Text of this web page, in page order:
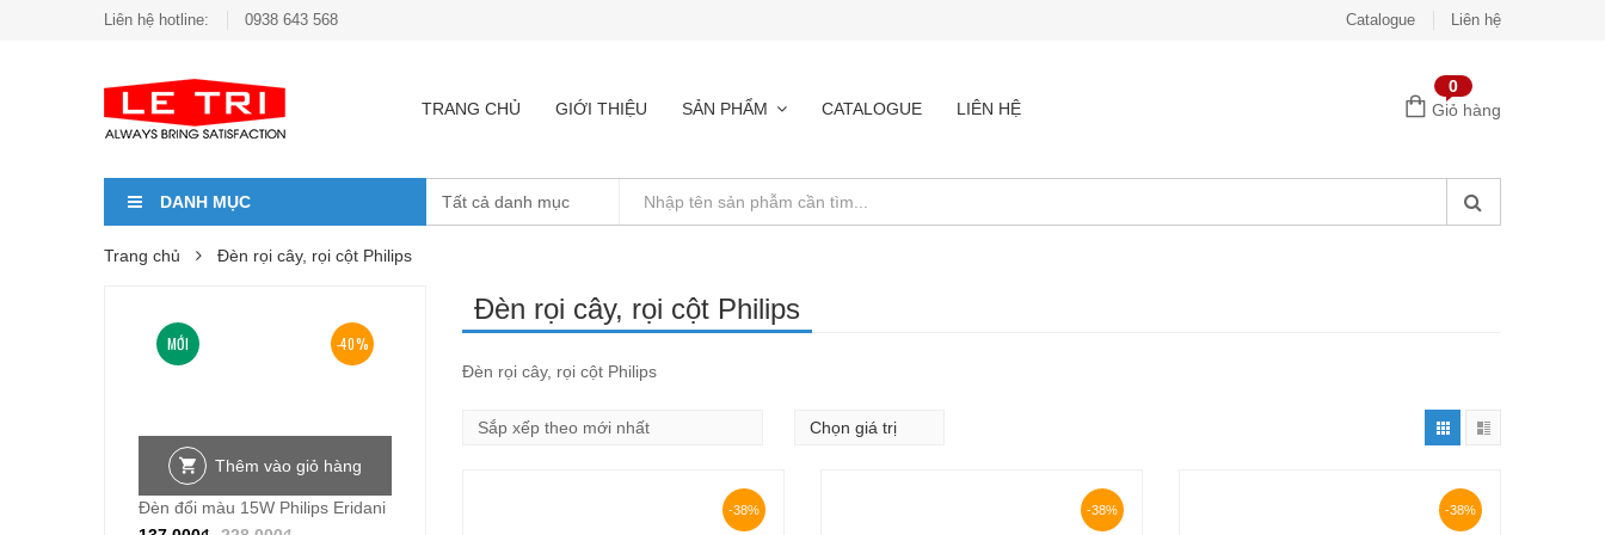
Liên hệ hotline: 0938 643 568 Catalogue Liên hệ
TRANG CHỦ GIỚI THIỆU SẢN PHẨM CATALOGUE LIÊN HỆ
0
Giỏ hàng
DANH MỤC
Trang chủ Đèn rọi cây, rọi cột Philips
Đèn rọi cây, rọi cột Philips
Đèn rọi cây, rọi cột Philips
-38% -38% -38%
-40%
MỚI
Thêm vào giỏ hàng
Đèn đổi màu 15W Philips Eridani